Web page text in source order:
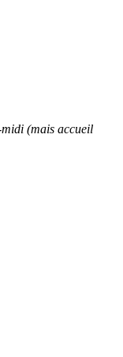
(mais accueil